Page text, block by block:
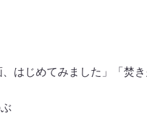
はじめてみました」「焚